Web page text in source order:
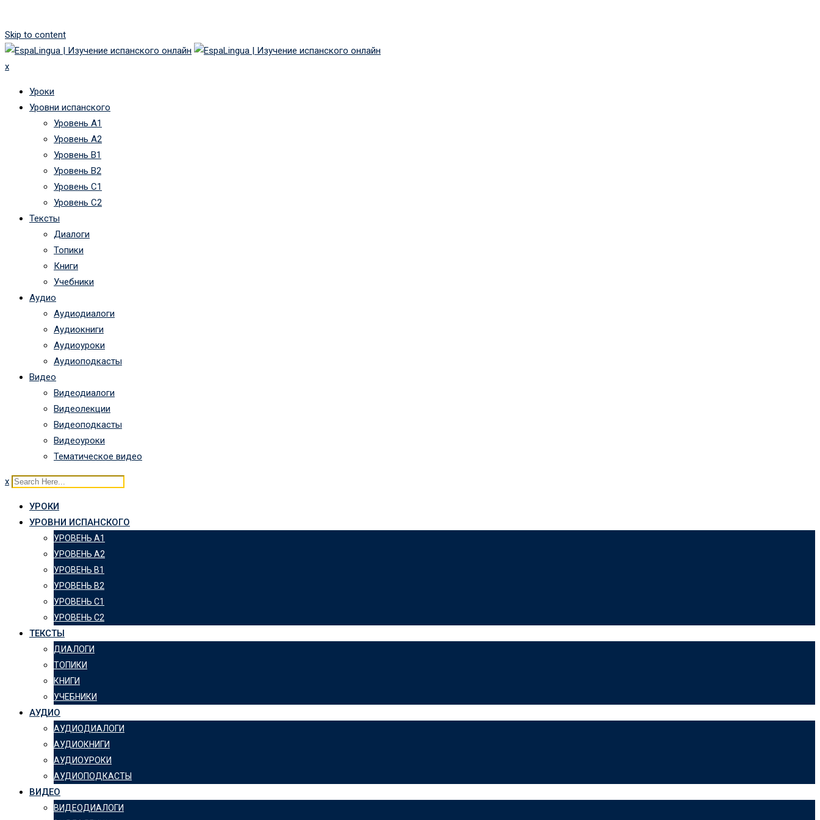
Skip to content
x
Уроки
Уровни испанского
Уровень А1
Уровень А2
Уровень B1
Уровень B2
Уровень C1
Уровень C2
Тексты
Диалоги
Топики
Книги
Учебники
Аудио
Аудиодиалоги
Аудиокниги
Аудиоуроки
Аудиоподкасты
Видео
Видеодиалоги
Видеолекции
Видеоподкасты
Видеоуроки
Тематическое видео
x
УРОКИ
УРОВНИ ИСПАНСКОГО
УРОВЕНЬ А1
УРОВЕНЬ А2
УРОВЕНЬ B1
УРОВЕНЬ B2
УРОВЕНЬ C1
УРОВЕНЬ C2
ТЕКСТЫ
ДИАЛОГИ
ТОПИКИ
КНИГИ
УЧЕБНИКИ
АУДИО
АУДИОДИАЛОГИ
АУДИОКНИГИ
АУДИОУРОКИ
АУДИОПОДКАСТЫ
ВИДЕО
ВИДЕОДИАЛОГИ